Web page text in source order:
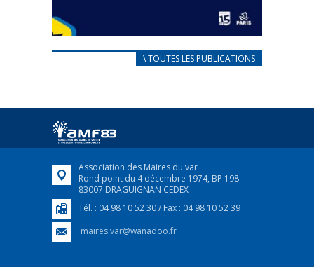
CARNET D’ACCUEIL
Afin d’accompagner au mieux les réfugiés
FEUILLETER
\ TOUTES LES PUBLICATIONS
Association des Maires du var
Rond point du 4 décembre 1974, BP 198
83007 DRAGUIGNAN CEDEX
Tél. : 04 98 10 52 30 / Fax : 04 98 10 52 39
maires.var@wanadoo.fr